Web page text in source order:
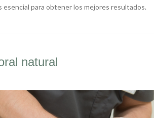
para obtener los mejores resultados.
natural